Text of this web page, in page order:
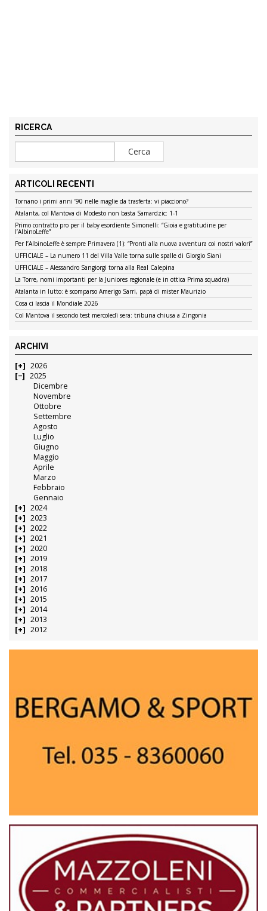
RICERCA
ARTICOLI RECENTI
Tornano i primi anni ’90 nelle maglie da trasferta: vi piacciono?
Atalanta, col Mantova di Modesto non basta Samardzic: 1-1
Primo contratto pro per il baby esordiente Simonelli: “Gioia e gratitudine per
l’AlbinoLeffe”
Per l’AlbinoLeffe è sempre Primavera (1): “Pronti alla nuova avventura coi nostri valori”
UFFICIALE – La numero 11 del Villa Valle torna sulle spalle di Giorgio Siani
UFFICIALE – Alessandro Sangiorgi torna alla Real Calepina
La Torre, nomi importanti per la Juniores regionale (e in ottica Prima squadra)
Atalanta in lutto: è scomparso Amerigo Sarri, papà di mister Maurizio
Cosa ci lascia il Mondiale 2026
Col Mantova il secondo test mercoledì sera: tribuna chiusa a Zingonia
ARCHIVI
2026
2025
Dicembre
Novembre
Ottobre
Settembre
Agosto
Luglio
Giugno
Maggio
Aprile
Marzo
Febbraio
Gennaio
2024
2023
2022
2021
2020
2019
2018
2017
2016
2015
2014
2013
2012